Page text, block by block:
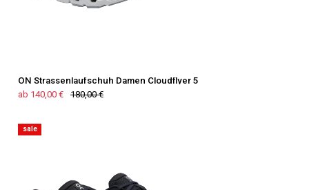
ON Strassenlaufschuh Damen Cloudflyer 5
ab 140,00 €
180,00 €
sale